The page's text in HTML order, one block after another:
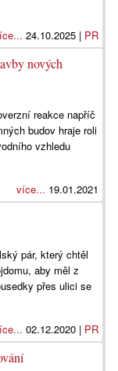
24.10.2025 | PR
nových
reakce napříč
budov hraje roli
vzhledu
více... 19.01.2021
pár, který chtěl
aby měl z
přes ulici se
02.12.2020 | PR